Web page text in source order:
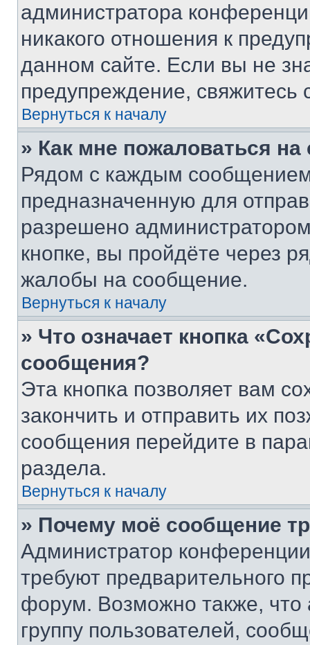
администратора
никакого отношения к
данном сайте. Если вы не
предупреждение,
Вернуться к началу
» Как мне пожаловаться
Рядом с каждым сообщением
предназначенную для
разрешено
кнопке, вы пройдёте через
жалобы на сообщение.
Вернуться к началу
» Что означает кнопка
сообщения?
Эта кнопка позволяет вам
закончить и отправить их
сообщения перейдите в
раздела.
Вернуться к началу
» Почему моё сообщение
Администратор
требуют предварительного
форум. Возможно также, что
группу пользователей,